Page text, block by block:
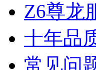
Z6尊龙
十年品
常见问